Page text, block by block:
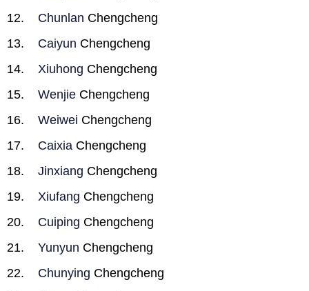
Chunlan Chengcheng
Caiyun Chengcheng
Xiuhong Chengcheng
Wenjie Chengcheng
Weiwei Chengcheng
Caixia Chengcheng
Jinxiang Chengcheng
Xiufang Chengcheng
Cuiping Chengcheng
Yunyun Chengcheng
Chunying Chengcheng